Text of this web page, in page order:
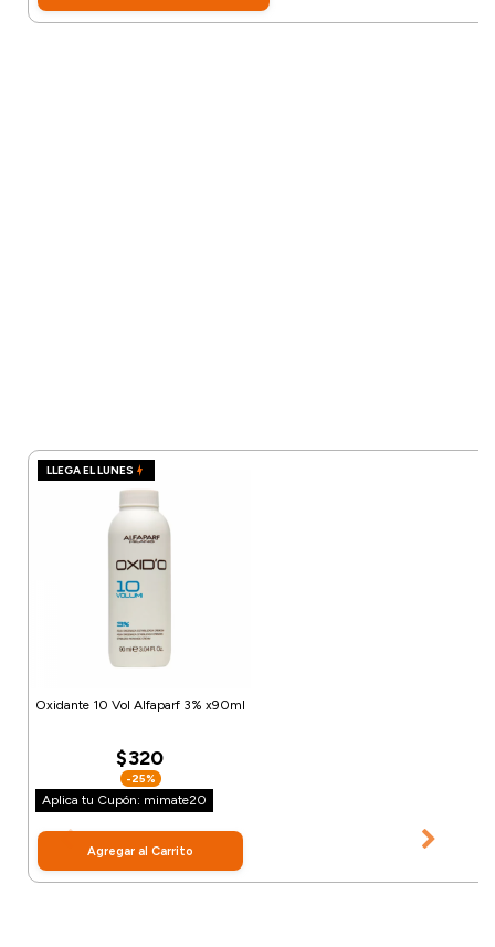
LLEGA EL LUNES
Oxidante 10 Vol Alfaparf 3% x90ml
$320
-25%
Aplica tu Cupón: mimate20
Agregar al Carrito